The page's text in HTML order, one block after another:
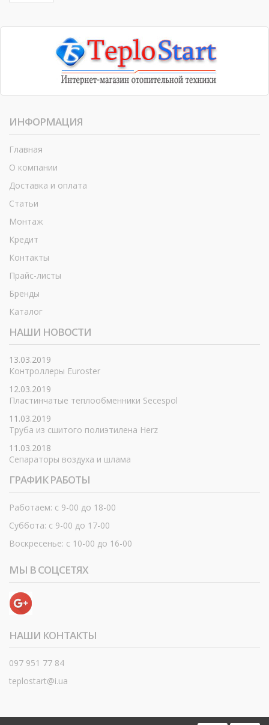
ИНФОРМАЦИЯ
Главная
О компании
Доставка и оплата
Статьи
Монтаж
Кредит
Контакты
Прайс-листы
Бренды
Каталог
НАШИ НОВОСТИ
13.03.2019
Контроллеры Euroster
12.03.2019
Пластинчатые теплообменники Secespol
11.03.2019
Труба из сшитого полиэтилена Herz
11.03.2018
Сепараторы воздуха и шлама
ГРАФИК РАБОТЫ
Работаем: с 9-00 до 18-00
Суббота: с 9-00 до 17-00
Воскресенье: с 10-00 до 16-00
МЫ В СОЦСЕТЯХ
НАШИ КОНТАКТЫ
097 951 77 84
teplostart@i.ua